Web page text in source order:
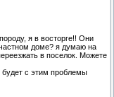
я в восторге!! Они
доме? я думаю на
в поселок. Можете
с этим проблемы